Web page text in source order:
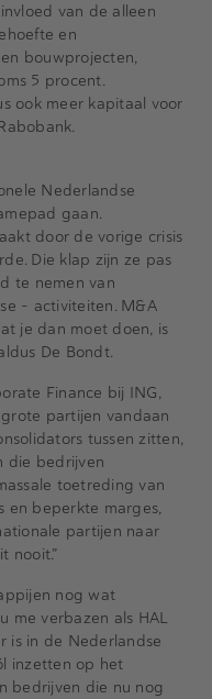
van de alleen
en
bouwprojecten,
5 procent.
ook meer kapitaal voor
Nederlandse
gaan.
door de vorige crisis
Die klap zijn ze pas
te nemen van
- activiteiten. M&A
je dan moet doen, is
De Bondt.
Finance bij ING,
partijen vandaan
tussen zitten,
die bedrijven
toetreding van
en beperkte marges,
partijen naar
nooit.”
nog wat
me verbazen als HAL
is in de Nederlandse
inzetten op het
bedrijven die nu nog